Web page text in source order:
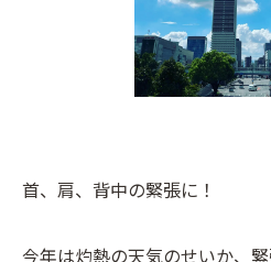
首、肩、背中の緊張に！
今年は灼熱の天気のせいか、